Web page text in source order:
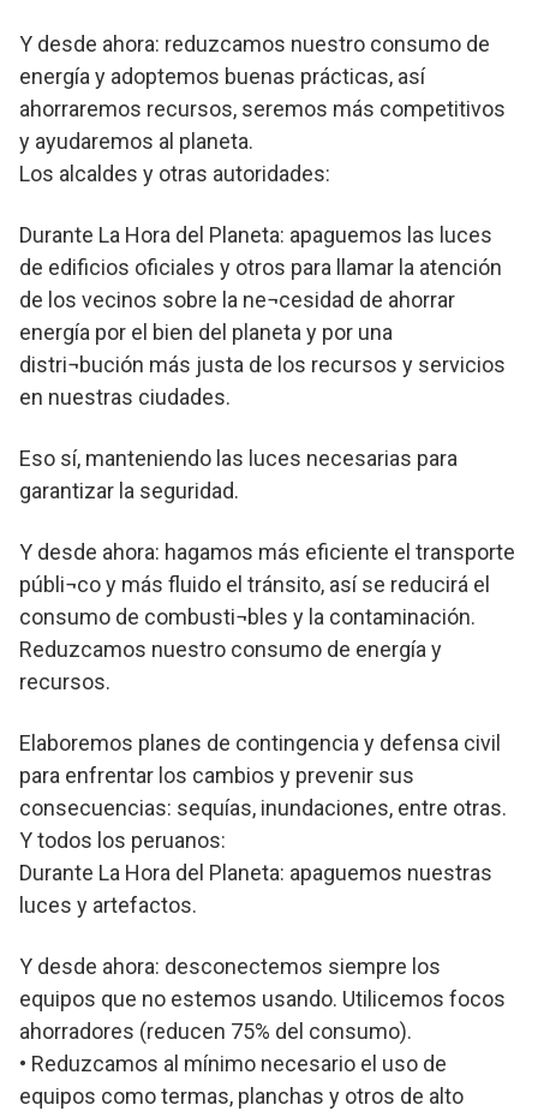
Y desde ahora: reduzcamos nuestro consumo de
energía y adoptemos buenas prácticas, así
ahorraremos recursos, seremos más competitivos
y ayudaremos al planeta.
Los alcaldes y otras autoridades:
Durante La Hora del Planeta: apaguemos las luces
de edificios oficiales y otros para llamar la atención
de los vecinos sobre la ne¬cesidad de ahorrar
energía por el bien del planeta y por una
distri¬bución más justa de los recursos y servicios
en nuestras ciudades.
Eso sí, manteniendo las luces necesarias para
garantizar la seguridad.
Y desde ahora: hagamos más eficiente el transporte
públi¬co y más fluido el tránsito, así se reducirá el
consumo de combusti¬bles y la contaminación.
Reduzcamos nuestro consumo de energía y
recursos.
Elaboremos planes de contingencia y defensa civil
para enfrentar los cambios y prevenir sus
consecuencias: sequías, inundaciones, entre otras.
Y todos los peruanos:
Durante La Hora del Planeta: apaguemos nuestras
luces y artefactos.
Y desde ahora: desconectemos siempre los
equipos que no estemos usando. Utilicemos focos
ahorradores (reducen 75% del consumo).
• Reduzcamos al mínimo necesario el uso de
equipos como termas, planchas y otros de alto